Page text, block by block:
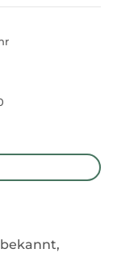
bekannt,